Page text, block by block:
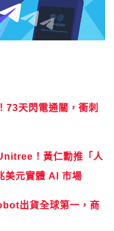
73天閃電通關，衝刺
！黃仁勳推「人
美元實體 AI 市場
出貨全球第一，商